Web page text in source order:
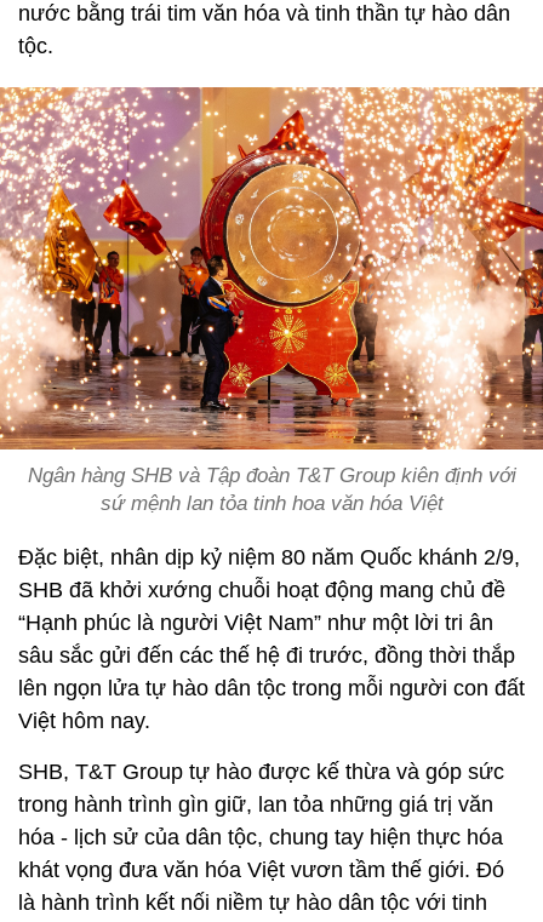
nước bằng trái tim văn hóa và tinh thần tự hào dân
tộc.
Ngân hàng SHB và Tập đoàn T&T Group kiên định với
sứ mệnh lan tỏa tinh hoa văn hóa Việt
Đặc biệt, nhân dịp kỷ niệm 80 năm Quốc khánh 2/9,
SHB đã khởi xướng chuỗi hoạt động mang chủ đề
“Hạnh phúc là người Việt Nam” như một lời tri ân
sâu sắc gửi đến các thế hệ đi trước, đồng thời thắp
lên ngọn lửa tự hào dân tộc trong mỗi người con đất
Việt hôm nay.
SHB, T&T Group tự hào được kế thừa và góp sức
trong hành trình gìn giữ, lan tỏa những giá trị văn
hóa - lịch sử của dân tộc, chung tay hiện thực hóa
khát vọng đưa văn hóa Việt vươn tầm thế giới. Đó
là hành trình kết nối niềm tự hào dân tộc với tinh